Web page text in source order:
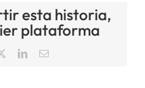
esta historia,
plataforma
LinkedInEmail